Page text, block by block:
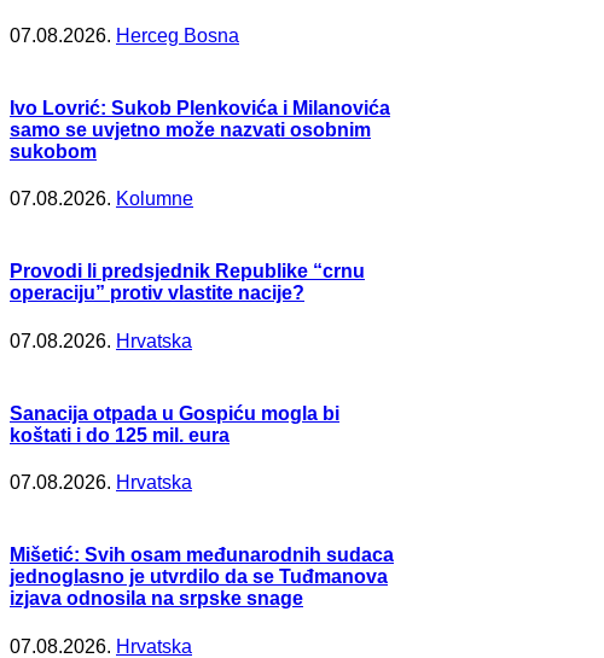
07.08.2026. Herceg Bosna
Ivo Lovrić: Sukob Plenkovića i Milanovića
samo se uvjetno može nazvati osobnim
sukobom
07.08.2026. Kolumne
Provodi li predsjednik Republike “crnu
operaciju” protiv vlastite nacije?
07.08.2026. Hrvatska
Sanacija otpada u Gospiću mogla bi
koštati i do 125 mil. eura
07.08.2026. Hrvatska
Mišetić: Svih osam međunarodnih sudaca
jednoglasno je utvrdilo da se Tuđmanova
izjava odnosila na srpske snage
07.08.2026. Hrvatska